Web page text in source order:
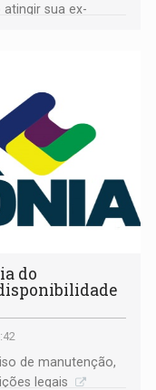
sua ex-
do
de manutenção,
legais